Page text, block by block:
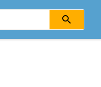
